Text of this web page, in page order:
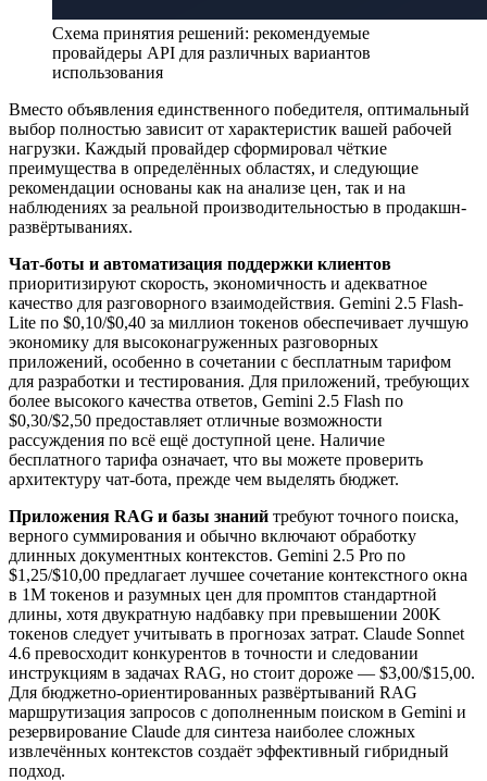
Схема принятия решений: рекомендуемые
провайдеры API для различных вариантов
использования
Вместо объявления единственного победителя, оптимальный
выбор полностью зависит от характеристик вашей рабочей
нагрузки. Каждый провайдер сформировал чёткие
преимущества в определённых областях, и следующие
рекомендации основаны как на анализе цен, так и на
наблюдениях за реальной производительностью в продакшн-
развёртываниях.
Чат-боты и автоматизация поддержки клиентов
приоритизируют скорость, экономичность и адекватное
качество для разговорного взаимодействия. Gemini 2.5 Flash-
Lite по $0,10/$0,40 за миллион токенов обеспечивает лучшую
экономику для высоконагруженных разговорных
приложений, особенно в сочетании с бесплатным тарифом
для разработки и тестирования. Для приложений, требующих
более высокого качества ответов, Gemini 2.5 Flash по
$0,30/$2,50 предоставляет отличные возможности
рассуждения по всё ещё доступной цене. Наличие
бесплатного тарифа означает, что вы можете проверить
архитектуру чат-бота, прежде чем выделять бюджет.
Приложения RAG и базы знаний требуют точного поиска,
верного суммирования и обычно включают обработку
длинных документных контекстов. Gemini 2.5 Pro по
$1,25/$10,00 предлагает лучшее сочетание контекстного окна
в 1M токенов и разумных цен для промптов стандартной
длины, хотя двукратную надбавку при превышении 200K
токенов следует учитывать в прогнозах затрат. Claude Sonnet
4.6 превосходит конкурентов в точности и следовании
инструкциям в задачах RAG, но стоит дороже — $3,00/$15,00.
Для бюджетно-ориентированных развёртываний RAG
маршрутизация запросов с дополненным поиском в Gemini и
резервирование Claude для синтеза наиболее сложных
извлечённых контекстов создаёт эффективный гибридный
подход.